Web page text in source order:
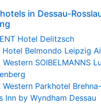
in Dessau-
Hotel Delitzsch
Hotel Belmondo Leipzig
Western SOIBELMANNS
Western Parkhotel
Inn by Wyndham Dessau